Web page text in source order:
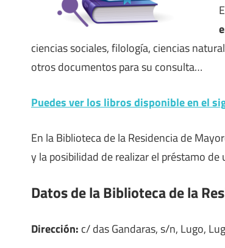
ciencias sociales, filología, ciencias
otros documentos para su consulta…
Puedes ver los libros disponible en el
En la Biblioteca de la Residencia de
y la posibilidad de realizar el préstamo
Datos de la Biblioteca de la
Dirección: c/ das Gandaras, s/n, Lugo,